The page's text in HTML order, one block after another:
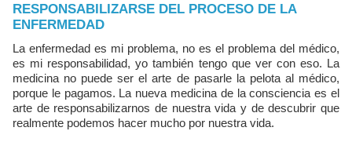
RESPONSABILIZARSE DEL PROCESO DE LA
ENFERMEDAD
La enfermedad es mi problema, no es el problema del médico,
es mi responsabilidad, yo también tengo que ver con eso. La
medicina no puede ser el arte de pasarle la pelota al médico,
porque le pagamos. La nueva medicina de la consciencia es el
arte de responsabilizarnos de nuestra vida y de descubrir que
realmente podemos hacer mucho por nuestra vida.